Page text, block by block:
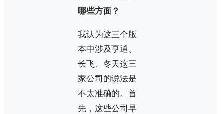
哪些方面？
我认为这三个版
本中涉及亨通、
长飞、冬天这三
家公司的说法是
不太准确的。首
先，这些公司早